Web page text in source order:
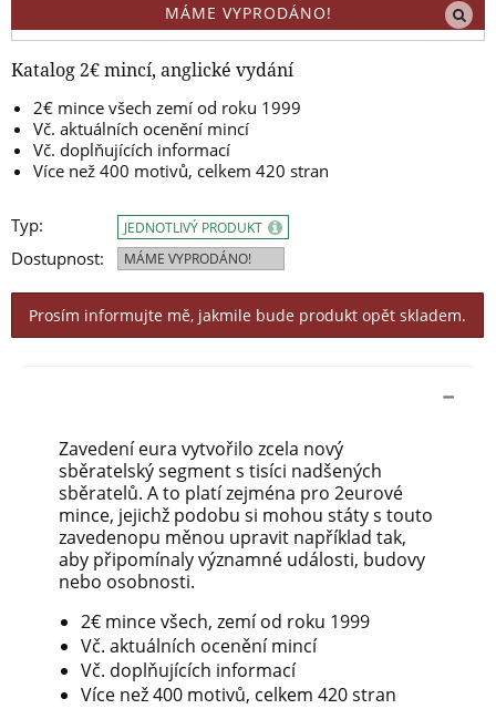
MÁME VYPRODÁNO!
Katalog 2€ mincí, anglické vydání
2€ mince všech zemí od roku 1999
Vč. aktuálních ocenění mincí
Vč. doplňujících informací
Více než 400 motivů, celkem 420 stran
Typ:
Dostupnost:
JEDNOTLIVÝ PRODUKT
MÁME VYPRODÁNO!
Prosím informujte mě, jakmile bude produkt opět skladem.
Zavedení eura vytvořilo zcela nový
sběratelský segment s tisíci nadšených
sběratelů. A to platí zejména pro 2eurové
mince, jejichž podobu si mohou státy s touto
zavedenopu měnou upravit například tak,
aby připomínaly významné události, budovy
nebo osobnosti.
2€ mince všech, zemí od roku 1999
Vč. aktuálních ocenění mincí
Vč. doplňujících informací
Více než 400 motivů, celkem 420 stran